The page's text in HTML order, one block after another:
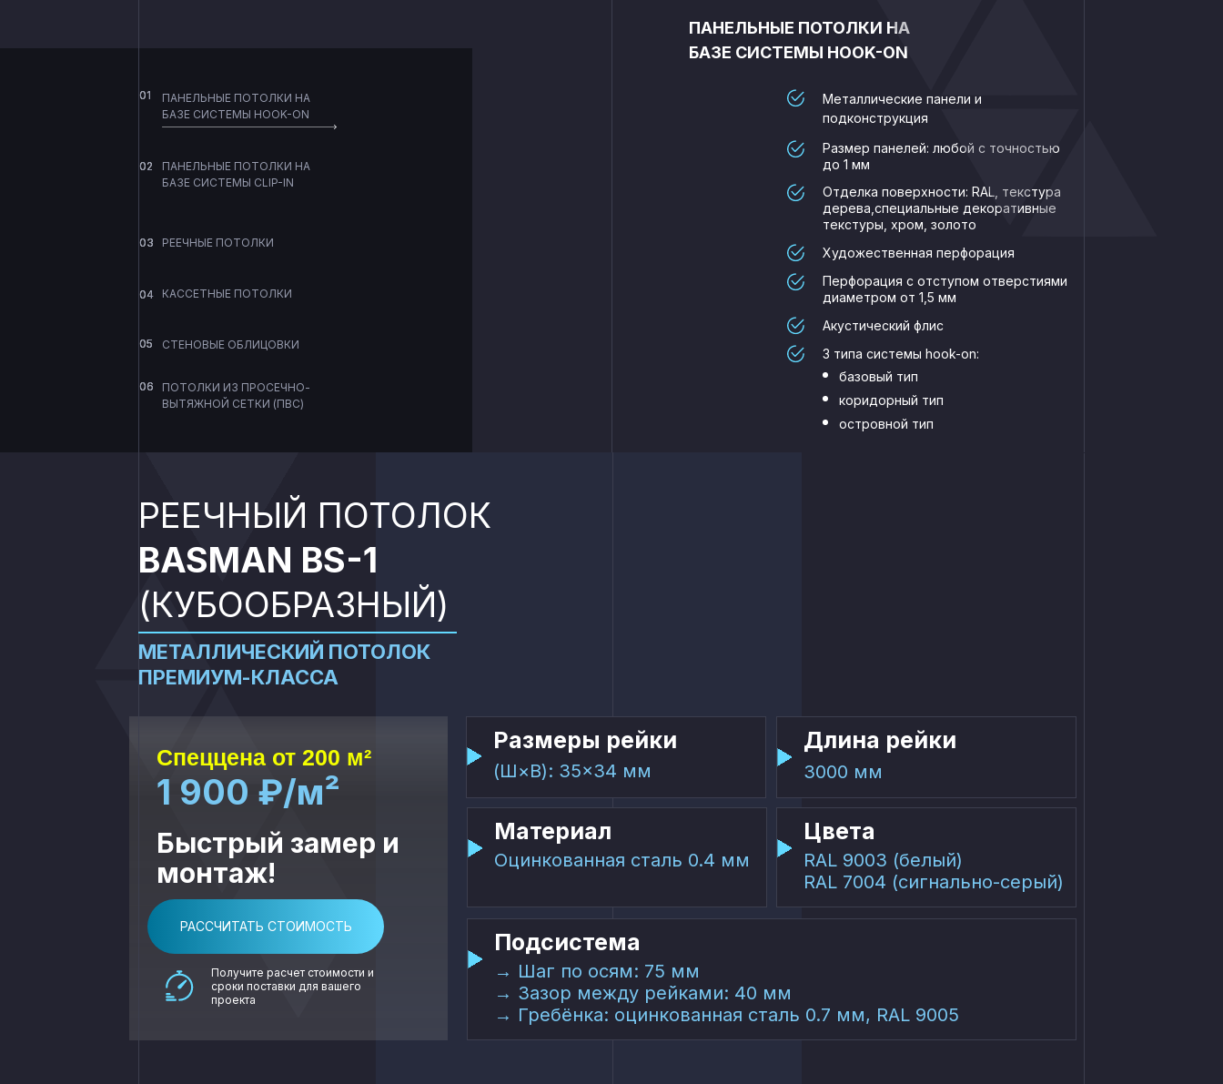
ПРОИЗВОДИТЕЛЯ С
ДОСТАВКОЙ ПО РФ
проектирования
От 7 дней
Художественная перфорация
Акустический флис
базовый тип
3 типа системы hook-on:
островной тип
Отделка поверхности: RAL, текстура
дерева,специальные декоративные
текстуры, хром, золото
Перфорация с отступом отверстиями
диаметром от 1,5 мм
Металлические панели и
подконструкция
Размер панелей: любой с точностью
до 1 мм
коридорный тип
ПАНЕЛЬНЫЕ ПОТОЛКИ НА
БАЗЕ СИСТЕМЫ HOOK-ON
ПАНЕЛЬНЫЕ ПОТОЛКИ НА
БАЗЕ СИСТЕМЫ HOOK-ON
РЕЕЧНЫЕ ПОТОЛКИ
КАССЕТНЫЕ ПОТОЛКИ
СТЕНОВЫЕ ОБЛИЦОВКИ
ПОТОЛКИ ИЗ ПРОСЕЧНО-
ВЫТЯЖНОЙ СЕТКИ (ПВС)
ПАНЕЛЬНЫЕ ПОТОЛКИ НА
БАЗЕ СИСТЕМЫ CLIP-IN
06
06
05
05
04
04
02
02
03
03
01
01
РЕЕЧНЫЙ ПОТОЛОК
BASMAN BS-1
(КУБООБРАЗНЫЙ)
МЕТАЛЛИЧЕСКИЙ ПОТОЛОК
ПРЕМИУМ-КЛАССА
Получите расчет стоимости и
сроки поставки для вашего
проекта
Быстрый замер и
монтаж!
1 900 ₽/м²
Спеццена от 200 м²
РАССЧИТАТЬ СТОИМОСТЬ
Размеры рейки
(Ш×В): 35×34 мм
Длина рейки
3000 мм
Материал
Оцинкованная сталь 0.4 мм
Цвета
RAL 9003 (белый)
RAL 7004 (сигнально-серый)
Подсистема
→ Шаг по осям: 75 мм
→ Зазор между рейками: 40 мм
→ Гребёнка: оцинкованная сталь 0.7 мм, RAL 9005